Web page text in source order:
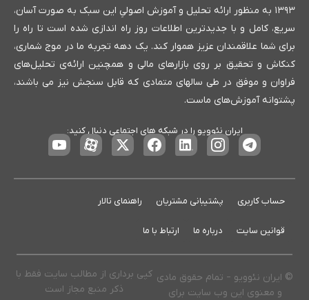
حساب کاربری پشتیبانی مشتریان راهنمای تالار
قوانین سایت درباره ما ارتباط با ما
۱۳۹۳ به منظور ارائه تحلیل و آموزش اصولیِ این سبک به صورت آسان،
سریع، کامل و با جدیدترین اطلاعات روز راه اندازی شده است تا راه را
برای شما علاقمندان عزیز هموار کند. یک دهه تجربه ما در موج شماری،
کنکاش و تحقیق بر روی بازارهای مالی و همچنین ارائه‌ی تحلیل‌های
فراوان و موفق در طی سالهای متمادی که قابل سنجش نیز می باشند،
پشتوانه آموزش‌های ماست.
ایران نئوویو را در شبکه های اجتماعی دنبال کنید:
© ایران نئوویو – تمام حقوق مادی
و معنوی این وب سایت برای
کپی برداری از مطالب سایت فقط با
ذکر منبع مجاز است